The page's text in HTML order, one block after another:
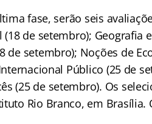
fase, serão seis
de setembro); Geografia
de setembro); Noções de
Público (25 de
(25 de setembro). Os
Rio Branco, em